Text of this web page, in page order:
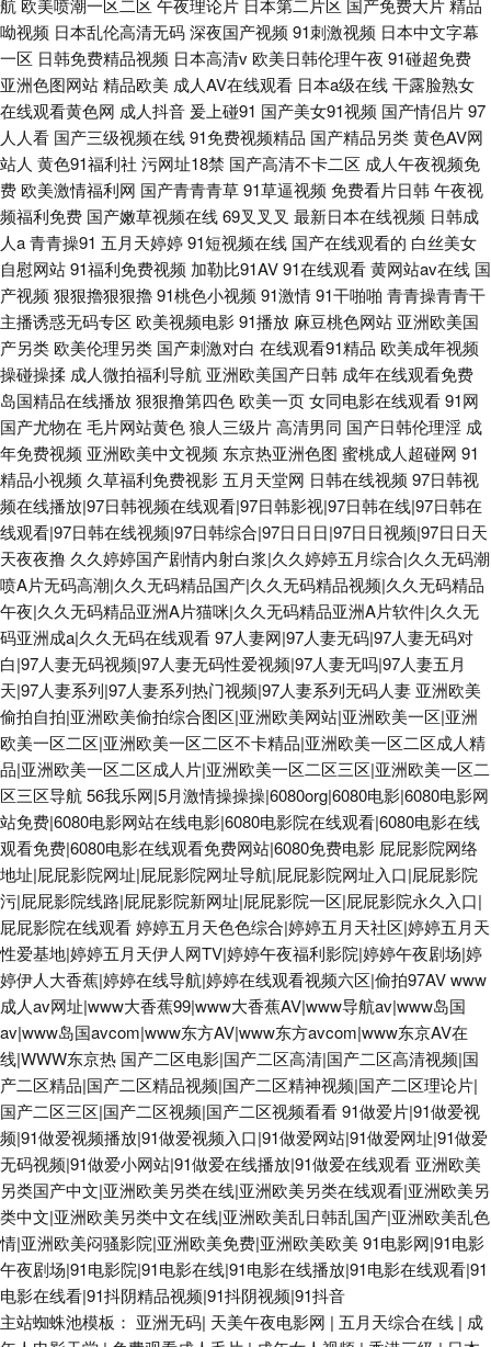
航 欧美喷潮一区二区 午夜理论片 日本第二片区 国产免费大片精品
呦视频 日本乱伦高清无码深夜国产视频 91刺激视频 日本中文字幕
一区 日韩免费精品视频 日本高清v 欧美日韩伦理午夜 91碰超免费
亚洲色图网站精品欧美 成人AV在线观看 日本a级在线干露脸熟女
在线观看黄色网 成人抖音 爰上碰91 国产美女91视频 国产情侣片97
人人看 国产三级视频在线91免费视频精品 国产精品另类黄色AV网
站人 黄色91福利社 污网址18禁 国产高清不卡二区 成人午夜视频免
费 欧美激情福利网 国产青青青草91草逼视频 免费看片日韩 午夜视
频福利免费 国产嫩草视频在线69叉叉叉 最新日本在线视频 日韩成
人a青青操91 五月天婷婷91短视频在线 国产在线观看的 白丝美女
自慰网站91福利免费视频 加勒比91AV91在线观看黄网站av在线 国
产视频 狠狠擼狠狠擼91桃色小视频 91激情91干啪啪 青青操青青干
主播诱惑无码专区 欧美视频电影91播放 麻豆桃色网站 亚洲欧美国
产另类 欧美伦理另类 国产刺激对白 在线观看91精品 欧美成年视频
操碰操揉 成人微拍福利导航 亚洲欧美国产日韩 成年在线观看免费
岛国精品在线播放狠狠撸第四色 欧美一页女同电影在线观看91网
国产尤物在 毛片网站黄色狼人三级片高清男同 国产日韩伦理淫 成
年免费视频 亚洲欧美中文视频 东京热亚洲色图 蜜桃成人超碰网 91
精品小视频 久草福利免费视影 五月天堂网 日韩在线视频 97日韩视
频在线播放|97日韩视频在线观看|97日韩影视|97日韩在线|97日韩在
线观看|97日韩在线视频|97日韩综合|97日日日|97日日视频|97日日天
天夜夜撸 久久婷婷国产剧情内射白浆|久久婷婷五月综合|久久无码潮
喷A片无码高潮|久久无码精品国产|久久无码精品视频|久久无码精品
午夜|久久无码精品亚洲A片猫咪|久久无码精品亚洲A片软件|久久无
码亚洲成a|久久无码在线观看97人妻网|97人妻无码|97人妻无码对
白|97人妻无码视频|97人妻无码性爱视频|97人妻无吗|97人妻五月
天|97人妻系列|97人妻系列热门视频|97人妻系列无码人妻 亚洲欧美
偷拍自拍|亚洲欧美偷拍综合图区|亚洲欧美网站|亚洲欧美一区|亚洲
欧美一区二区|亚洲欧美一区二区不卡精品|亚洲欧美一区二区成人精
品|亚洲欧美一区二区成人片|亚洲欧美一区二区三区|亚洲欧美一区二
区三区导航 56我乐网|5月激情操操操|6080org|6080电影|6080电影网
站免费|6080电影网站在线电影|6080电影院在线观看|6080电影在线
观看免费|6080电影在线观看免费网站|6080免费电影 屁屁影院网络
地址|屁屁影院网址|屁屁影院网址导航|屁屁影院网址入口|屁屁影院
污|屁屁影院线路|屁屁影院新网址|屁屁影院一区|屁屁影院永久入口|
屁屁影院在线观看婷婷五月天色色综合|婷婷五月天社区|婷婷五月天
性爱基地|婷婷五月天伊人网TV|婷婷午夜福利影院|婷婷午夜剧场|婷
婷伊人大香蕉|婷婷在线导航|婷婷在线观看视频六区|偷拍97AVwww
成人av网址|www大香蕉99|www大香蕉AV|www导航av|www岛国
av|www岛国avcom|www东方AV|www东方avcom|www东京AV在
线|WWW东京热 国产二区电影|国产二区高清|国产二区高清视频|国
产二区精品|国产二区精品视频|国产二区精神视频|国产二区理论片|
国产二区三区|国产二区视频|国产二区视频看看91做爱片|91做爱视
频|91做爱视频播放|91做爱视频入口|91做爱网站|91做爱网址|91做爱
无码视频|91做爱小网站|91做爱在线播放|91做爱在线观看 亚洲欧美
另类国产中文|亚洲欧美另类在线|亚洲欧美另类在线观看|亚洲欧美另
类中文|亚洲欧美另类中文在线|亚洲欧美乱日韩乱国产|亚洲欧美乱色
情|亚洲欧美闷骚影院|亚洲欧美免费|亚洲欧美欧美91电影网|91电影
午夜剧场|91电影院|91电影在线|91电影在线播放|91电影在线观看|91
电影在线看|91抖阴精品视频|91抖阴视频|91抖音
主站蜘蛛池模板： 亚洲无码| 天美午夜电影网 | 五月天综合在线 | 成